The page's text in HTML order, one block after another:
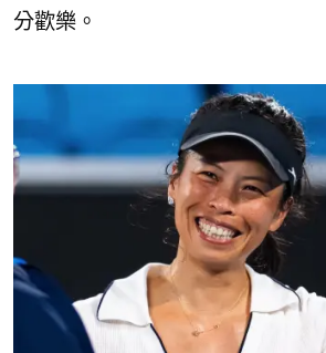
分歡樂。